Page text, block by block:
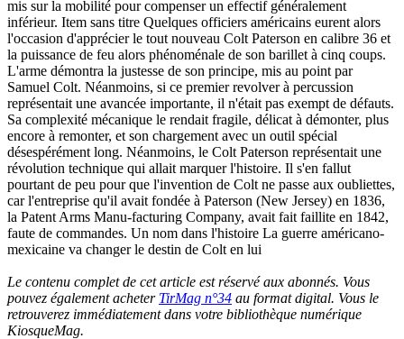
mis sur la mobilité pour compenser un effectif généralement
inférieur. Item sans titre Quelques officiers américains eurent alors
l'occasion d'apprécier le tout nouveau Colt Paterson en calibre 36 et
la puissance de feu alors phénoménale de son barillet à cinq coups.
L'arme démontra la justesse de son principe, mis au point par
Samuel Colt. Néanmoins, si ce premier revolver à percussion
représentait une avancée importante, il n'était pas exempt de défauts.
Sa complexité mécanique le rendait fragile, délicat à démonter, plus
encore à remonter, et son chargement avec un outil spécial
désespérément long. Néanmoins, le Colt Paterson représentait une
révolution technique qui allait marquer l'histoire. Il s'en fallut
pourtant de peu pour que l'invention de Colt ne passe aux oubliettes,
car l'entreprise qu'il avait fondée à Paterson (New Jersey) en 1836,
la Patent Arms Manu-facturing Company, avait fait faillite en 1842,
faute de commandes. Un nom dans l'histoire La guerre américano-
mexicaine va changer le destin de Colt en lui
Le contenu complet de cet article est réservé aux abonnés. Vous
pouvez également acheter TirMag n°34 au format digital. Vous le
retrouverez immédiatement dans votre bibliothèque numérique
KiosqueMag.